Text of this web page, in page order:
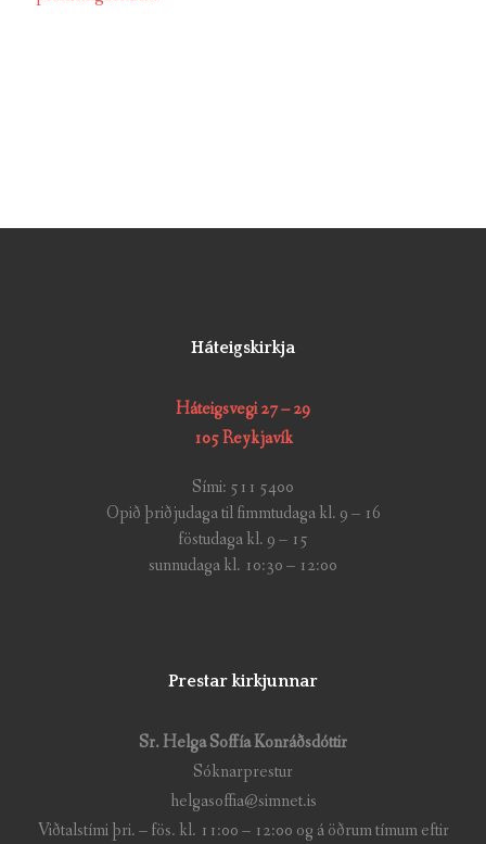
Háteigskirkja
Háteigsvegi 27 – 29
105 Reykjavík
Sími: 511 5400
Opið þriðjudaga til fimmtudaga kl. 9 – 16
föstudaga kl. 9 – 15
sunnudaga kl. 10:30 – 12:00
Prestar kirkjunnar
Sr. Helga Soffía Konráðsdóttir
Sóknarprestur
helgasoffia@simnet.is
Viðtalstími þri. – fös. kl. 11:00 – 12:00 og á öðrum tímum eftir